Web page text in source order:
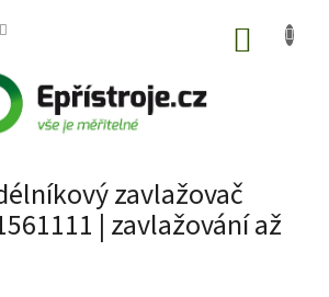
zavlažovač
| zavlažování až